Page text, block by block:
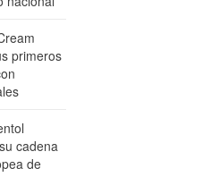
primeros
cadena
de